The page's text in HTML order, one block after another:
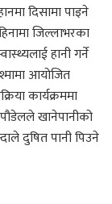
दिसामा पाइने
जिल्लाभरका
हानी गर्ने
आयोजित
कार्यक्रममा
पौडेलले खानेपानीको
दुषित पानी पिउने